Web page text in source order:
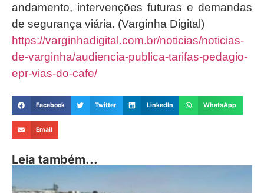
andamento, intervenções futuras e demandas
de segurança viária. (Varginha Digital)
https://varginhadigital.com.br/noticias/noticias-
de-varginha/audiencia-publica-tarifas-pedagio-
epr-vias-do-cafe/
Facebook Twitter LinkedIn WhatsApp
Email
Leia também...